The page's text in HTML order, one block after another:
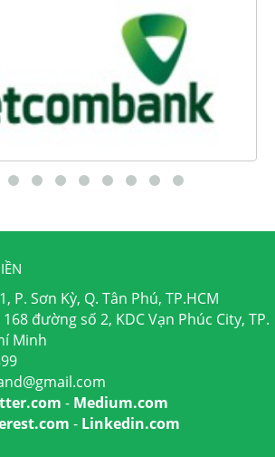
P. Sơn Kỳ, Q. Tân Phú, TP.HCM
168 đường số 2, KDC Vạn Phúc City, TP.
Minh
- Medium.com
- Linkedin.com